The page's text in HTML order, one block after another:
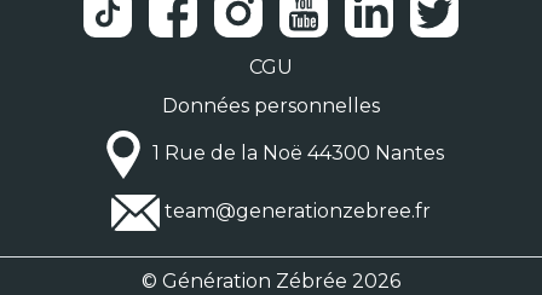
CGU
Données personnelles
1 Rue de la Noë 44300 Nantes
team@generationzebree.fr
© Génération Zébrée 2026